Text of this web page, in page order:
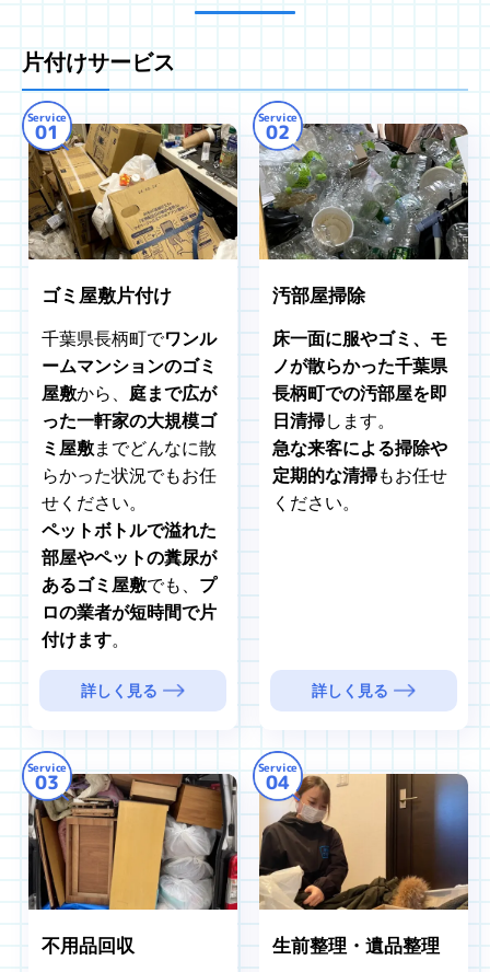
片付けサービス
Service
01
ゴミ屋敷片付け
千葉県長柄町でワンル
ームマンションのゴミ
屋敷から、 庭まで広が
った一軒家の大規模ゴ
ミ屋敷までどんなに散
らかった状況でもお任
せください。
ペットボトルで溢れた
部屋やペットの糞尿が
あるゴミ屋敷でも、 プ
ロの業者が短時間で片
付けます。
詳しく見る
Service
02
汚部屋掃除
床一面に服やゴミ、モ
ノが散らかった千葉県
長柄町での汚部屋を即
日清掃します。
急な来客による掃除や
定期的な清掃もお任せ
ください。
詳しく見る
Service
03
不用品回収
Service
04
生前整理・遺品整理